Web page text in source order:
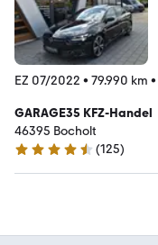
EZ 07/2022 • 79.990 km •
GARAGE35 KFZ-Handel
46395 Bocholt
4.6 Sterne
(125)